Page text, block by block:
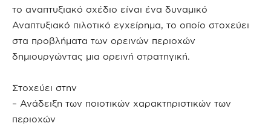
το αναπτυξιακό σχέδιο είναι ένα δυναμικό
Αναπτυξιακό πιλοτικό εγχείρημα, το οποίο στοχεύει
στα προβλήματα των ορεινών περιοχών
δημιουργώντας μια ορεινή στρατηγική.
Στοχεύει στην
– Ανάδειξη των ποιοτικών χαρακτηριστικών των
περιοχών